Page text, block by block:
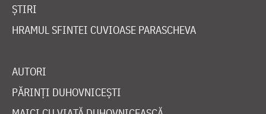
ȘTIRI
HRAMUL SFINTEI CUVIOASE PARASCHEVA
AUTORI
PĂRINȚI DUHOVNICEȘTI